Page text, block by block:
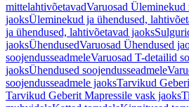
mittelahtivõetavadVaruosad Üleminekud
jaoksÜleminekud ja ühendused,
ja ühendused, lahtivõetavad jaoks
jaoksÜhendusedVaruosad Ühendused
soojendusseadmeleVaruosad T-detailid
jaoksÜhendused soojendusseadmele
soojendusseadmele jaoksTarvikud
Tarvikud Geberit Mapressile vask jaoks